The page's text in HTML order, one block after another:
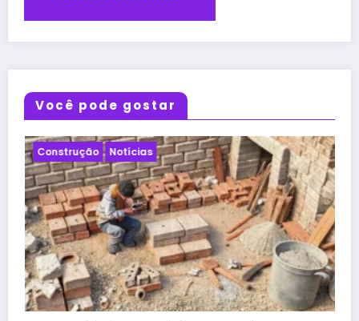
Você pode gostar
Notícias Projeto